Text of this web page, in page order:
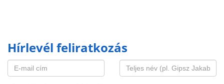
Hírlevél feliratkozás